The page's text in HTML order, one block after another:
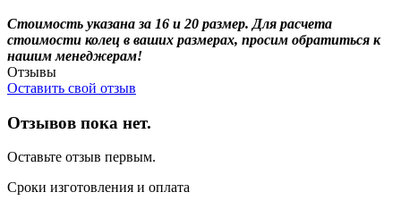
Стоимость указана за 16 и 20 размер. Для расчета
стоимости колец в ваших размерах, просим обратиться к
нашим менеджерам!
Отзывы
Оставить свой отзыв
Отзывов пока нет.
Оставьте отзыв первым.
Сроки изготовления и оплата